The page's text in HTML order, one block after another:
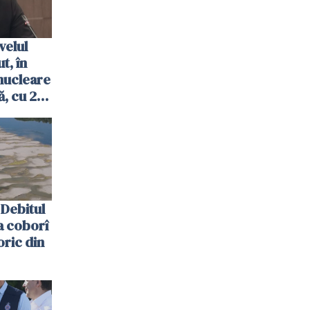
în
cu 2
coborî
din